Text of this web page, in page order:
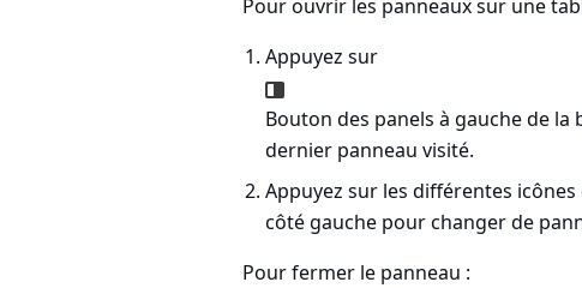
Pour ouvrir les panneaux sur une
Appuyez sur
Bouton des panels à gauche de la
dernier panneau visité.
Appuyez sur les différentes
côté gauche pour changer de
Pour fermer le panneau :